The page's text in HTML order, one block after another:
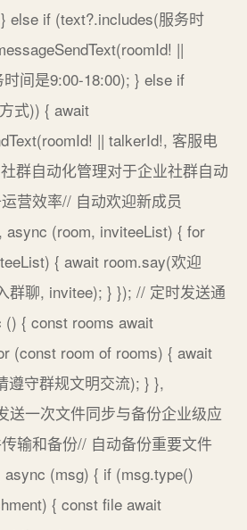
else if (text?.includes(服务时
||
间是9:00-18:00); } else if
式)) { await
|| talkerId!, 客服电
群自动化管理对于企业社群自动
营效率// 自动欢迎新成员
async (room, inviteeList) { for
{ await room.say(欢迎
群聊, invitee); } }); // 定时发送通
{ const rooms await
(const room of rooms) { await
遵守群规文明交流); } },
送一次文件同步与备份企业级应
输和备份// 自动备份重要文件
async (msg) { if (msg.type()
{ const file await